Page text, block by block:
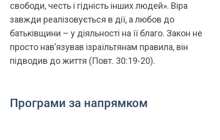
свободи, честь і гідність інших людей». Віра
завжди реалізовується в дії, а любов до
батьківщини – у діяльності на її благо. Закон не
просто нав’язував ізраїльтянам правила, він
підводив до життя (Повт. 30:19-20).
Програми за напрямком